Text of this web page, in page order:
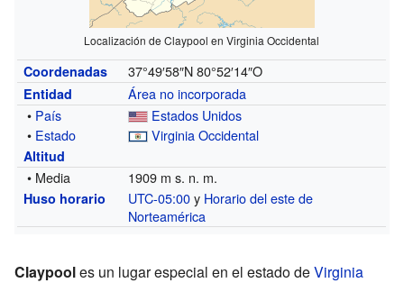
Localización de Claypool en Virginia Occidental
Coordenadas 37°49′58″N 80°52′14″O
Entidad
Área no incorporada
• País
Estados Unidos
• Estado Virginia Occidental
Altitud
• Media 1909 m s. n. m.
Huso horario UTC-05:00y Horario del este de
Norteamérica
Claypooles un lugar especial en el estado deVirginia